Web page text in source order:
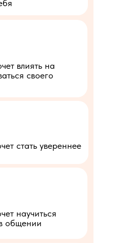
влиять на
своего
стать увереннее
научиться
общении